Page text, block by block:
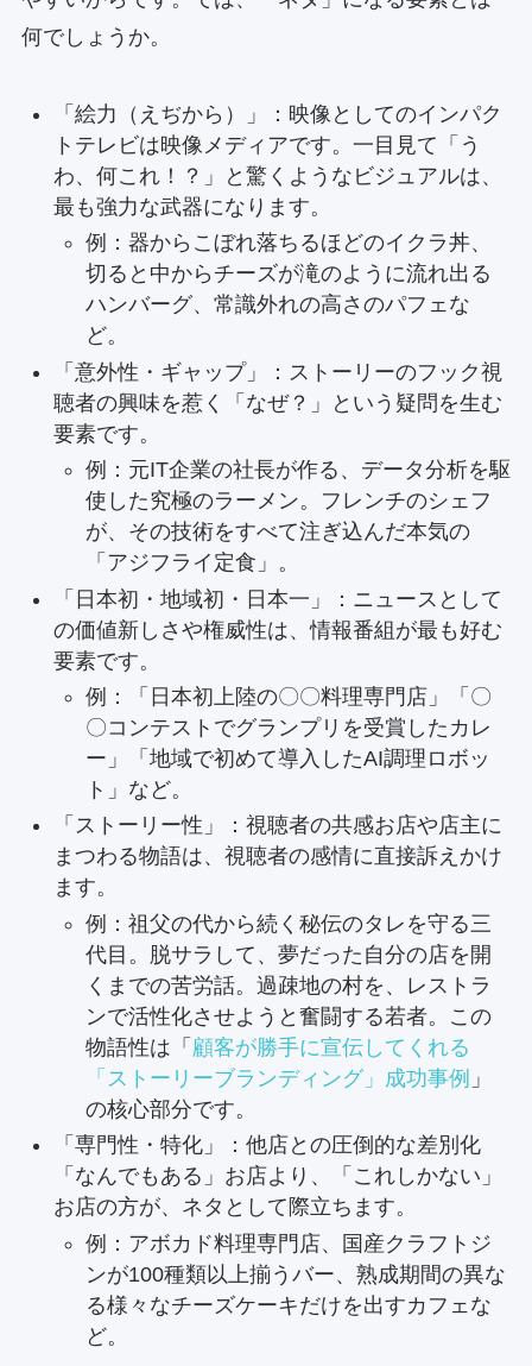
何でしょうか。
「絵力（えぢから）」：映像としてのインパク
トテレビは映像メディアです。一目見て「う
わ、何これ！？」と驚くようなビジュアルは、
最も強力な武器になります。
例：器からこぼれ落ちるほどのイクラ丼、
切ると中からチーズが滝のように流れ出る
ハンバーグ、常識外れの高さのパフェな
ど。
「意外性・ギャップ」：ストーリーのフック視
聴者の興味を惹く「なぜ？」という疑問を生む
要素です。
例：元IT企業の社長が作る、データ分析を駆
使した究極のラーメン。フレンチのシェフ
が、その技術をすべて注ぎ込んだ本気の
「アジフライ定食」。
「日本初・地域初・日本一」：ニュースとして
の価値新しさや権威性は、情報番組が最も好む
要素です。
例：「日本初上陸の〇〇料理専門店」「〇
〇コンテストでグランプリを受賞したカレ
ー」「地域で初めて導入したAI調理ロボッ
ト」など。
「ストーリー性」：視聴者の共感お店や店主に
まつわる物語は、視聴者の感情に直接訴えかけ
ます。
例：祖父の代から続く秘伝のタレを守る三
代目。脱サラして、夢だった自分の店を開
くまでの苦労話。過疎地の村を、レストラ
ンで活性化させようと奮闘する若者。この
物語性は「 顧客が勝手に宣伝してくれる
「ストーリーブランディング」成功事例 」
の核心部分です。
「専門性・特化」：他店との圧倒的な差別化
「なんでもある」お店より、「これしかない」
お店の方が、ネタとして際立ちます。
例：アボカド料理専門店、国産クラフトジ
ンが100種類以上揃うバー、熟成期間の異な
る様々なチーズケーキだけを出すカフェな
ど。